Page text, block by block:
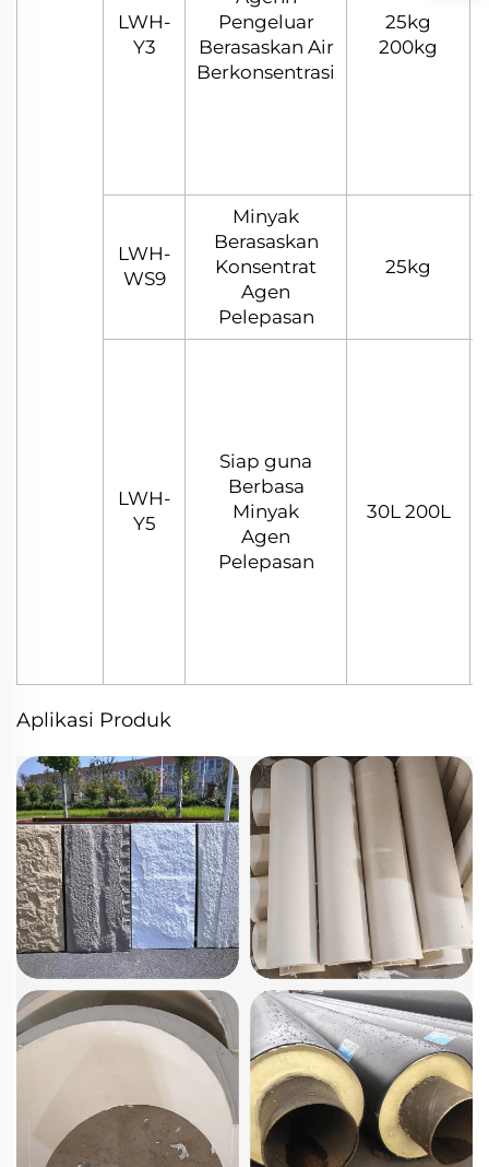
LWH-
Y3
Pengeluar
Berasaskan Air
Berkonsentrasi
25kg
200kg
LWH-
WS9
Minyak
Berasaskan
Konsentrat
Agen
Pelepasan
25kg
LWH-
Y5
Siap guna
Berbasa
Minyak
Agen
Pelepasan
30L 200L
Aplikasi Produk